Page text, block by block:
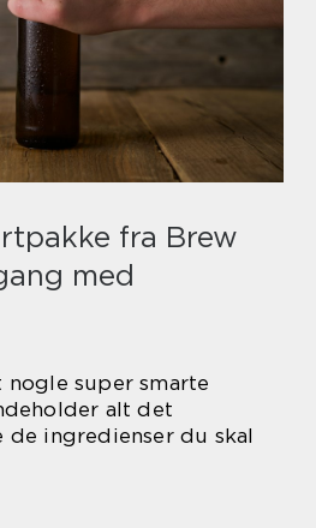
fra Brew
med
nogle super smarte
alt det
ingredienser du skal